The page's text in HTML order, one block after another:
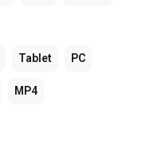
Tablet PC
MP4